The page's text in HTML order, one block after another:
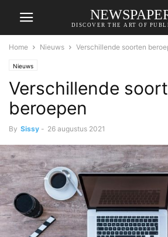
DISCOVER THE ART OF
Home Nieuws Verschillende soorten
Nieuws
Verschillende
beroepen
By Sissy - 26 augustus 2021